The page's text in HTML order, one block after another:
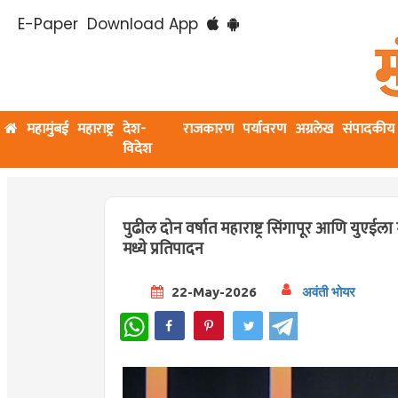
E-Paper Download App
महामुंबई महाराष्ट्र देश-
विदेश
राजकारण पर्यावरण अग्रलेख संपादकीय
पुढील दोन वर्षात महाराष्ट्र सिंगापूर आणि
मध्ये प्रतिपादन
22-May-2026 अवंती भोयर
WhatsApp